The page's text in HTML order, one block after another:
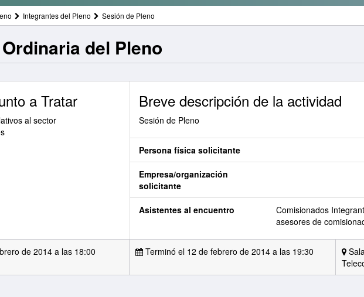
Integrantes del Pleno Sesión de Pleno
del Pleno
a Tratar
al sector
Breve descripción de la actividad
Sesión de Pleno
Persona física solicitante
Empresa/organización
solicitante
Asistentes al encuentro
Comisionados
asesores de
de 2014 a las 18:00 Terminó el 12 de febrero de 2014 a las 19:30